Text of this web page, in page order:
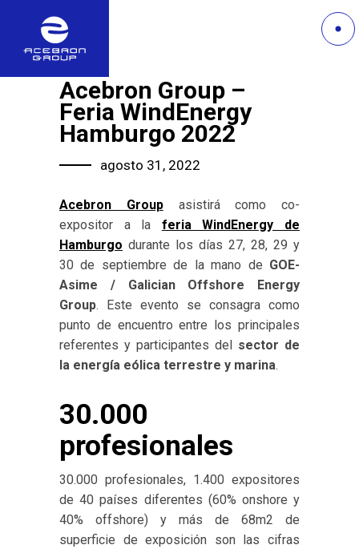
Acebron Group –
Feria WindEnergy
Hamburgo 2022
agosto 31, 2022
Acebron Groupasistirá como co-
expositor a la feria WindEnergy de
Hamburgo durante los días 27, 28, 29 y
30 de septiembre de la mano de GOE-
Asime / Galician Offshore Energy
Group. Este evento se consagra como
punto de encuentro entre los principales
referentes y participantes del sector de
la energía eólica terrestre y marina.
30.000
profesionales
30.000 profesionales, 1.400 expositores
de 40 países diferentes (60% onshore y
40% offshore) y más de 68m2 de
superficie de exposición son las cifras